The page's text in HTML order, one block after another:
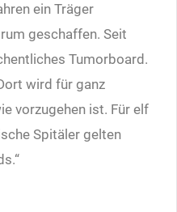
ein Träger
geschaffen. Seit
Tumorboard.
wird für ganz
vorzugehen ist. Für elf
Spitäler gelten